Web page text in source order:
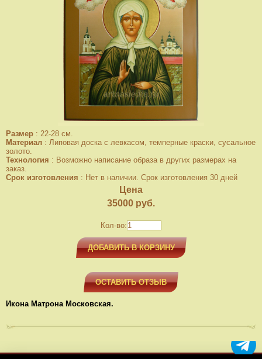
Размер : 22-28 см.
Материал : Липовая доска с левкасом, темперные краски, сусальное
золото.
Технология : Возможно написание образа в других размерах на
заказ.
Срок изготовления : Нет в наличии. Срок изготовления 30 дней
Цена
35000 руб.
Кол-во:
ДОБАВИТЬ В КОРЗИНУ
ОСТАВИТЬ ОТЗЫВ
Икона Матрона Московская.